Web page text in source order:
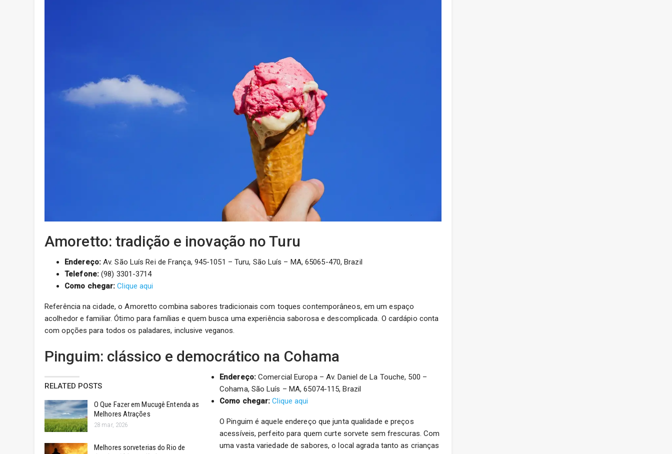
Amoretto: tradição e inovação no Turu
Endereço:Av. São Luís Rei de França, 945-1051 – Turu, São Luís – MA, 65065-470, Brazil
Telefone:(98) 3301-3714
Como chegar: Clique aqui
Referência na cidade, o Amoretto combina sabores tradicionais com toques contemporâneos, em um espaço
acolhedor e familiar. Ótimo para famílias e quem busca uma experiência saborosa e descomplicada. O cardápio conta
com opções para todos os paladares, inclusive veganos.
Pinguim: clássico e democrático na Cohama
RELATED POSTS
O Que Fazer em Mucugê Entenda as
Melhores Atrações
28 mar, 2026
Melhores sorveterias do Rio de
Endereço:Comercial Europa – Av. Daniel de La Touche, 500 –
Cohama, São Luís – MA, 65074-115, Brazil
Como chegar: Clique aqui
O Pinguim é aquele endereço que junta qualidade e preços
acessíveis, perfeito para quem curte sorvete sem frescuras. Com
uma vasta variedade de sabores, o local agrada tanto as crianças